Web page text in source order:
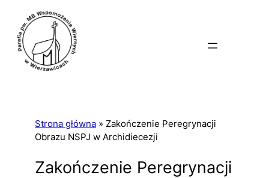
Strona główna » Zakończenie Peregrynacji
Obrazu NSPJ w Archidiecezji
Zakończenie Peregrynacji